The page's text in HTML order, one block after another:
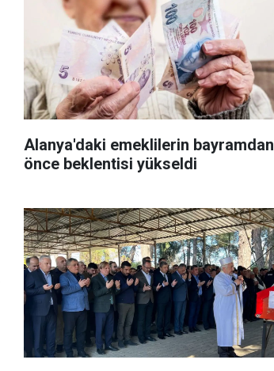
Alanya'daki emeklilerin bayramdan
önce beklentisi yükseldi